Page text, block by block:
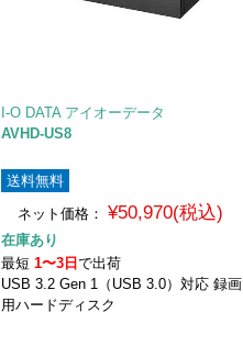
I-O DATA アイオーデータ
AVHD-US8
送料無料
ネット価格： ¥50,970(税込)
在庫あり
最短1〜3日で出荷
USB 3.2 Gen 1（USB 3.0）対応 録画
用ハードディスク